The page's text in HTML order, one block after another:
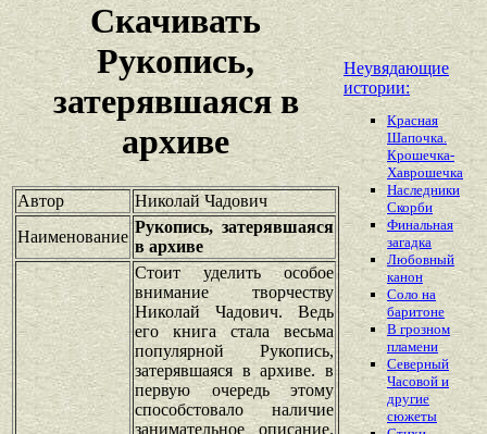
Скачивать
Рукопись,
затерявшаяся в
архиве
Автор
Николай Чадович
Наименование
Рукопись, затерявшаяся
в архиве
Стоит уделить особое
внимание творчеству
Николай Чадович. Ведь
его книга стала весьма
популярной Рукопись,
затерявшаяся в архиве. в
первую очередь этому
способстовало наличие
занимательное описание.
Неувядающие
истории:
Красная
Шапочка.
Крошечка-
Хаврошечка
Наследники
Скорби
Финальная
загадка
Любовный
канон
Соло на
баритоне
В грозном
пламени
Северный
Часовой и
другие
сюжеты